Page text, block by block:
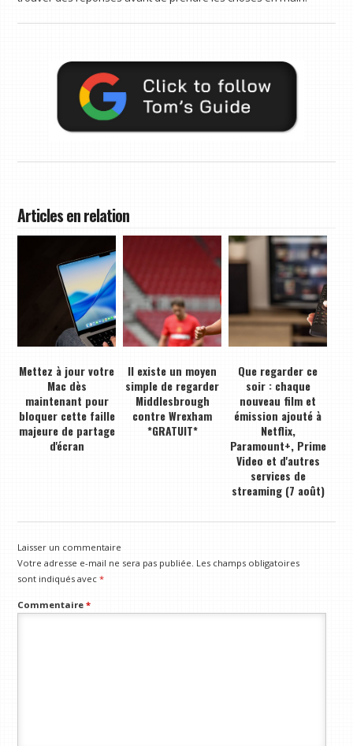
Articles en relation
Mettez à jour votre
Mac dès
maintenant pour
bloquer cette faille
majeure de partage
d'écran
Il existe un moyen
simple de regarder
Middlesbrough
contre Wrexham
*GRATUIT*
Que regarder ce
soir : chaque
nouveau film et
émission ajouté à
Netflix,
Paramount+, Prime
Video et d'autres
services de
streaming (7 août)
Laisser un commentaire
Votre adresse e-mail ne sera pas publiée. Les champs obligatoires
sont indiqués avec*
Commentaire*